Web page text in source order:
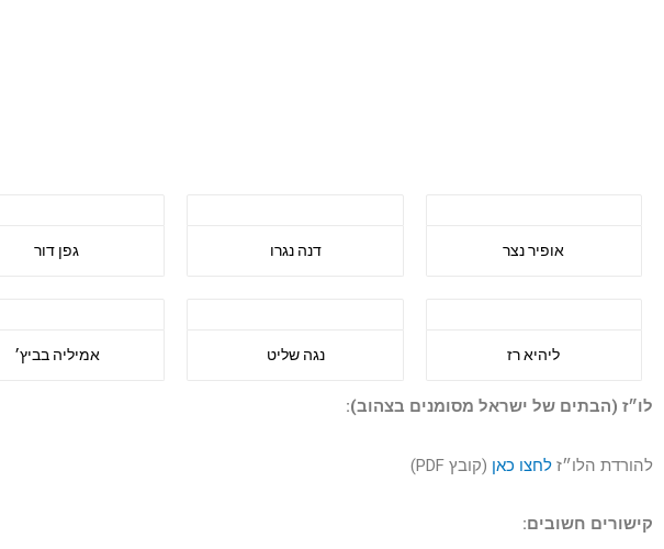
אופיר נצר דנה נגרו גפן דור
ליהיא רז נגה שליט אמיליה בביץ׳
לו״ז (הבתים של ישראל מסומנים בצהוב):
להורדת הלו״ז לחצו כאן (קובץ PDF)
קישורים חשובים: